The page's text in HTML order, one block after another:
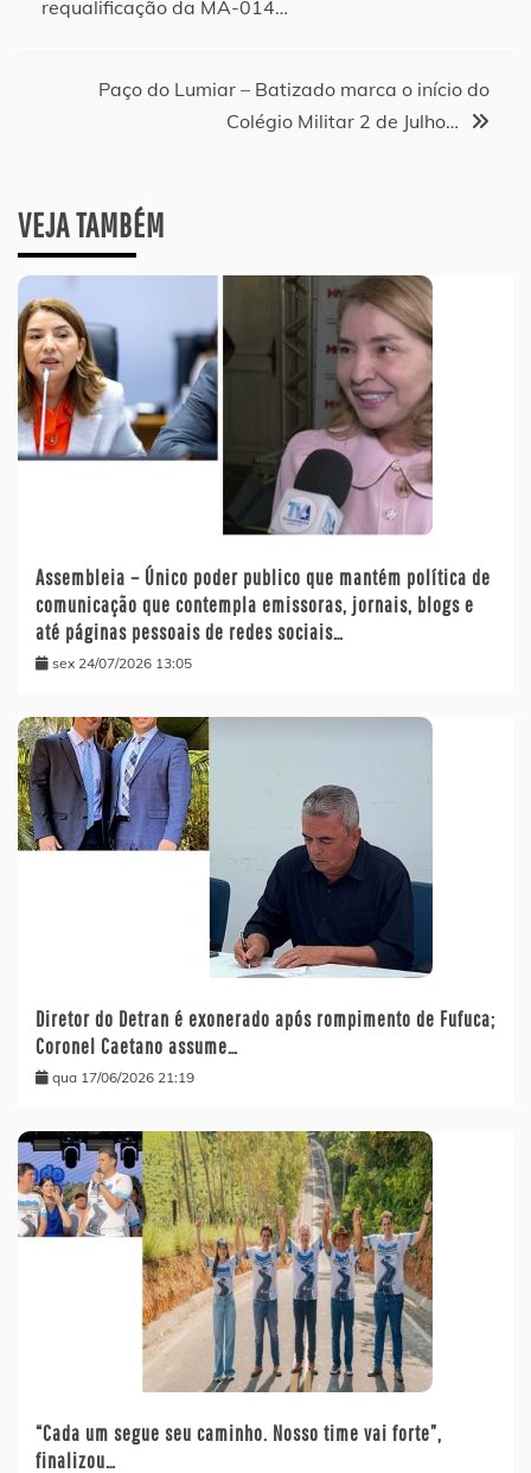
requalificação da MA-014…
Paço do Lumiar – Batizado marca o início do
Colégio Militar 2 de Julho…
VEJA TAMBÉM
Assembleia – Único poder publico que mantém política de
comunicação que contempla emissoras, jornais, blogs e
até páginas pessoais de redes sociais…
sex 24/07/2026 13:05
Diretor do Detran é exonerado após rompimento de Fufuca;
Coronel Caetano assume…
qua 17/06/2026 21:19
“Cada um segue seu caminho. Nosso time vai forte”,
finalizou…